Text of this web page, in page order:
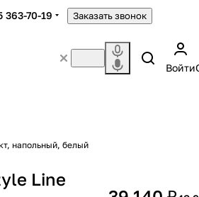
363-70-19 Заказать звонок
Войти
напольный, белый
Line